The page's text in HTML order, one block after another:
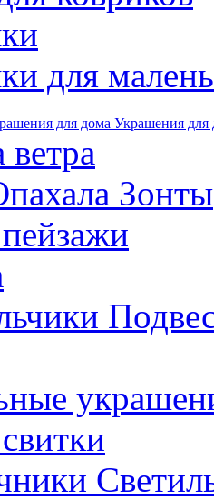
для
Украшения для
Зонты